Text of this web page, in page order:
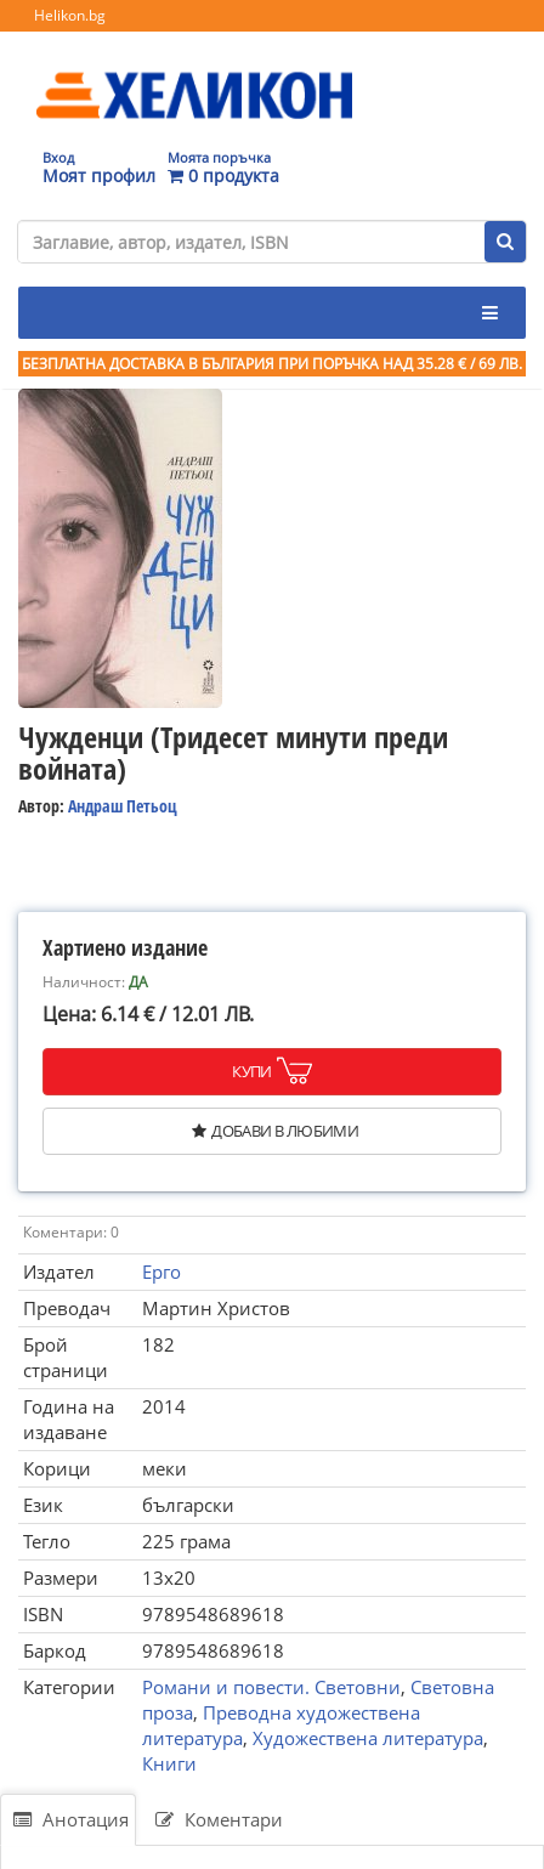
Helikon.bg
Вход
Моят профил
Моята поръчка
0 продукта
БЕЗПЛАТНА ДОСТАВКА В БЪЛГАРИЯ ПРИ ПОРЪЧКА НАД 35.28 € / 69 ЛВ.
Чужденци (Тридесет минути преди
войната)
Автор: Андраш Петьоц
Хартиено издание
Наличност:ДА
Цена: 6.14 € / 12.01 ЛВ.
КУПИ
ДОБАВИ В ЛЮБИМИ
Коментари: 0
Издател
Ерго
Преводач
Мартин Христов
Брой
страници
182
Година на
издаване
2014
Корици
меки
Език
български
Тегло
225 грама
Размери
13x20
ISBN
9789548689618
Баркод
9789548689618
Категории
Романи и повести. Световни, Световна
проза, Преводна художествена
литература, Художествена литература,
Книги
Анотация Коментари